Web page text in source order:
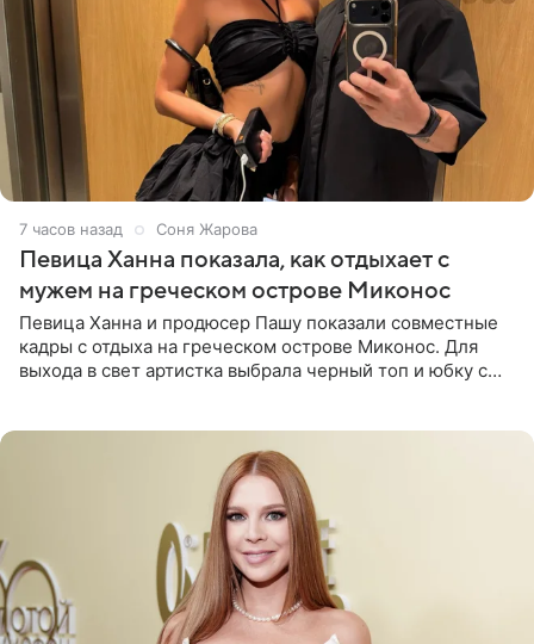
7 часов назад Соня Жарова
Певица Ханна показала, как отдыхает с
мужем на греческом острове Миконос
Певица Ханна и продюсер Пашу показали совместные
кадры с отдыха на греческом острове Миконос. Для
выхода в свет артистка выбрала черный топ и юбку с